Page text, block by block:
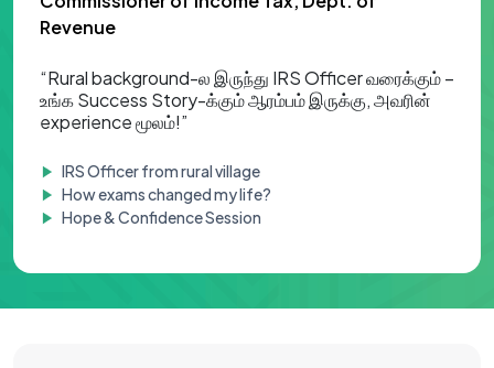
Revenue
“Rural background-ல இருந்து IRS Officer வரைக்கும் –
உங்க Success Story-க்கும் ஆரம்பம் இருக்கு, அவரின்
experience மூலம்!”
IRS Officer from rural village
How exams changed my life?
Hope & Confidence Session